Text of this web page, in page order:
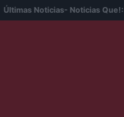
Últimas Noticias- Noticias Que!: